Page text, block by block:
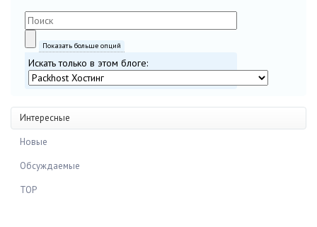
Показать больше опций
Искать только в этом блоге:
Интересные
Новые
Обсуждаемые
TOP